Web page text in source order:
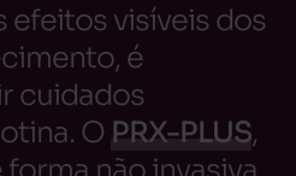
efeitos visíveis dos
é
cuidados
O PRX-PLUS,